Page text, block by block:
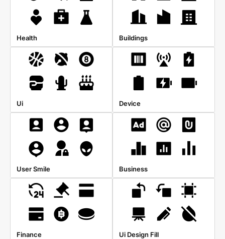
Health Buildings
Ui Device
User Smile Business
Finance Ui Design Fill